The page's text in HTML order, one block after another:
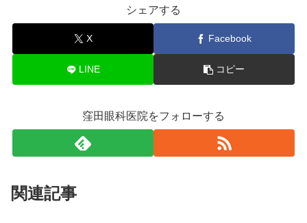
シェアする
X Facebook
LINE コピー
窪田眼科医院をフォローする
関連記事